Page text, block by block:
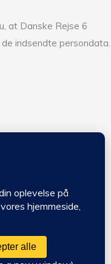
at Danske Rejse 6
indsendte persondata.
|